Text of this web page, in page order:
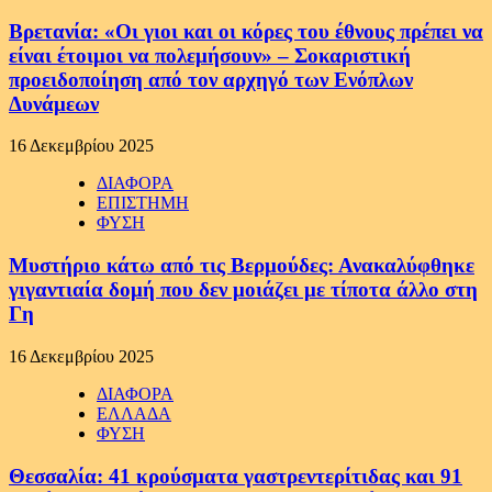
Βρετανία: «Οι γιοι και οι κόρες του έθνους πρέπει να
είναι έτοιμοι να πολεμήσουν» – Σοκαριστική
προειδοποίηση από τον αρχηγό των Ενόπλων
Δυνάμεων
16 Δεκεμβρίου 2025
ΔΙΑΦΟΡΑ
ΕΠΙΣΤΗΜΗ
ΦΥΣΗ
Μυστήριο κάτω από τις Βερμούδες: Ανακαλύφθηκε
γιγαντιαία δομή που δεν μοιάζει με τίποτα άλλο στη
Γη
16 Δεκεμβρίου 2025
ΔΙΑΦΟΡΑ
ΕΛΛΑΔΑ
ΦΥΣΗ
Θεσσαλία: 41 κρούσματα γαστρεντερίτιδας και 91